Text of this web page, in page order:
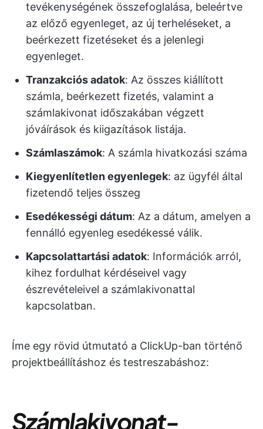
tevékenységének összefoglalása, beleértve
az előző egyenleget, az új terheléseket, a
beérkezett fizetéseket és a jelenlegi
egyenleget.
Tranzakciós adatok: Az összes kiállított
számla, beérkezett fizetés, valamint a
számlakivonat időszakában végzett
jóváírások és kiigazítások listája.
Számlaszámok: A számla hivatkozási száma
Kiegyenlítetlen egyenlegek: az ügyfél által
fizetendő teljes összeg
Esedékességi dátum: Az a dátum, amelyen a
fennálló egyenleg esedékessé válik.
Kapcsolattartási adatok: Információk arról,
kihez fordulhat kérdéseivel vagy
észrevételeivel a számlakivonattal
kapcsolatban.
Íme egy rövid útmutató a ClickUp-ban történő
projektbeállításhoz és testreszabáshoz:
Számlakivonat-